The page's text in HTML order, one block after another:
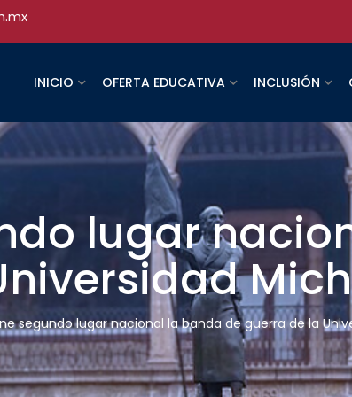
INICIO OFERTA EDUCATIVA INCLUSIÓN
lugar
segundo lugar nacional la banda de guerra de la